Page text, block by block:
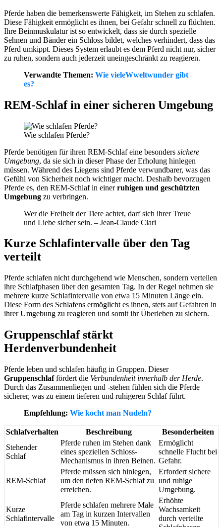
Pferde haben die bemerkenswerte Fähigkeit, im Stehen zu schlafen.
Diese Fähigkeit ermöglicht es ihnen, bei Gefahr schnell zu flüchten.
Ihre Beinmuskulatur ist so entwickelt, dass sie durch spezielle
Sehnen und Bänder ein Schloss bildet, welches verhindert, dass das
Pferd umkippt. Dieses System erlaubt es dem Pferd nicht nur, sicher
zu ruhen, sondern auch jederzeit uneingeschränkt zu reagieren.
Verwandte Themen: Wie vieleWweltwunder gibt
es?
REM-Schlaf in einer sicheren Umgebung
Wie schlafen Pferde?
Pferde benötigen für ihren REM-Schlaf eine besonders sichere
Umgebung, da sie sich in dieser Phase der Erholung hinlegen
müssen. Während des Liegens sind Pferde verwundbarer, was das
Gefühl von Sicherheit noch wichtiger macht. Deshalb bevorzugen
Pferde es, den REM-Schlaf in einerruhigen und geschützten
Umgebung zu verbringen.
Wer die Freiheit der Tiere achtet, darf sich ihrer Treue
und Liebe sicher sein. – Jean-Claude Clari
Kurze Schlafintervalle über den Tag
verteilt
Pferde schlafen nicht durchgehend wie Menschen, sondern verteilen
ihre Schlafphasen über den gesamten Tag. In der Regel nehmen sie
mehrere kurze Schlafintervalle von etwa 15 Minuten Länge ein.
Diese Form des Schlafens ermöglicht es ihnen, stets auf Gefahren in
ihrer Umgebung zu reagieren und somit ihr Überleben zu sichern.
Gruppenschlaf stärkt
Herdenverbundenheit
Pferde leben und schlafen häufig in Gruppen. Dieser
Gruppenschlaffördert die Verbundenheit innerhalb der Herde.
Durch das Zusammenliegen und -stehen fühlen sich die Pferde
sicherer, was zu einem tieferen und ruhigeren Schlaf führt.
Empfehlung: Wie kocht man Nudeln?
Schlafverhalten Beschreibung
Besonderheiten
Stehender
Schlaf
Pferde ruhen im Stehen dank
eines speziellen Schloss-
Mechanismus in ihren Beinen.
Ermöglicht
schnelle Flucht bei
Gefahr.
REM-Schlaf
Pferde müssen sich hinlegen,
um den tiefen REM-Schlaf zu
erreichen.
Erfordert sichere
und ruhige
Umgebung.
Kurze
Schlafintervalle
Pferde schlafen mehrere Male
am Tag in kurzen Intervallen
von etwa 15 Minuten.
Erhöhte
Wachsamkeit
durch verteilte